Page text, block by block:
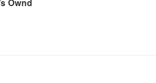
Ownd